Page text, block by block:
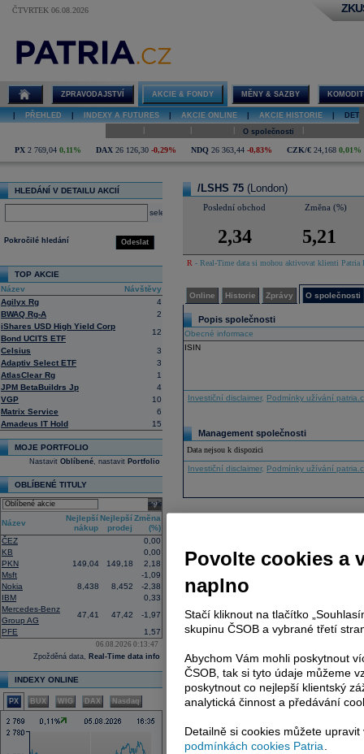
ČTVRTEK 06.08.2026
/LSHS 75
ZPRAVODAJSTVÍ AKCIE & FONDY MĚNY & SAZBY
PŘEHLED INDEXY A FUTURES AKCIE ONLINE AKCIE HISTORIE
O společnosti
PX 2 769,04 0,11% DAX 26 126,30 -0,29% NDQ 26 363,44 -0,83% CZK/€ 24,168 0,01%
HLEDÁNÍ V DETAILU AKCIÍ
select
Odeslat
Pokročilé hledání
TOP AKCIE
Název
Návštěvy
Agilyx Rg
4
BWAQ Rg-A
2
iShares USD High Yield Corp
Bond UCITS ETF
12
Celsius
3
Adaptiv Select ETF
3
AtlasClear Rg
1
JPM BetaBuildrs Jp
4
VGP
10
Matrix Service
6
Amadeus IT Hold
15
MOJE PORTFOLIO
Nastavit Oblíbené, nastavit Portfolio
OBLÍBENÉ TITULY
select
Název
Nejlepší
nákup
Nejlepší
prodej
Změna
(%)
ČEZ
0,00
KB
0,00
PKN
149,04 149,18
2,18
Msft
-1,09
Nokia
8,438 8,452
-2,38
IBM
0,33
Mercedes-Benz
Group AG
47,41 47,42
-1,97
PFE
1,57
06.08.2026 0:13:47
Zpožděná data, Real-Time data info
INDEXY ONLINE
PX BUX WIG DAX Nasdaq
/LSHS 75 (London)
Poslední obchod Změna (%)
2,34 5,21
R - Real-Time data si mohou aktivovat klienti
Online Historie Zprávy O společnosti
Popis společnosti
Obecné informace
ISIN
Investiční disclaimer, Podmínky užívání
Management společnosti
Data nejsou k dispozici
Investiční disclaimer, Podmínky užívání
Povolte cookies a
naplno
Stačí kliknout na tlačítko
skupinu ČSOB a vybrané třetí
Abychom Vám mohli poskytnout
ČSOB, tak si tyto údaje můžeme
poskytnout co nejlepší klientský
analytická činnost a předávání
Detailně si cookies můžete
podmínkách cookies Patria.